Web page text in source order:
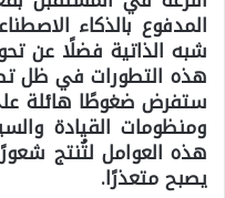
المدفوع بالذكاء
شبه الذاتية فضلًا عن
هذه التطورات في ظل
ستفرض ضغوطًا هائلة
ومنظومات القيادة
هذه العوامل لتُنتج
يصبح متعذرًا.